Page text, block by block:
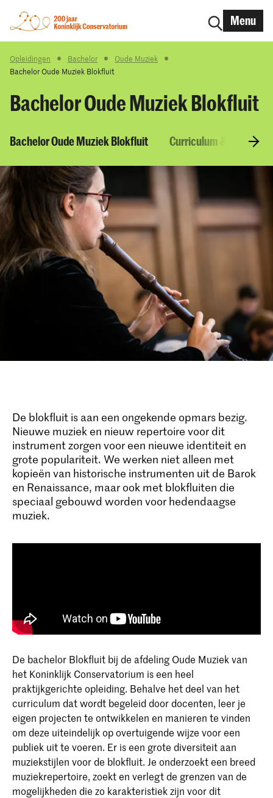
Menu
Opleidingen Bachelor
Oude Muziek
Bachelor Oude Muziek Blokfluit
Bachelor Oude Muziek Blokfluit
Bachelor Oude Muziek Blokfluit Curriculum & Vakken
De blokfluit is aan een ongekende opmars bezig.
Nieuwe muziek en nieuw repertoire voor dit
instrument zorgen voor een nieuwe identiteit en
grote populariteit. We werken niet alleen met
kopieën van historische instrumenten uit de Barok
en Renaissance, maar ook met blokfluiten die
speciaal gebouwd worden voor hedendaagse
muziek.
De bachelor Blokfluit bij de afdeling Oude Muziek van
het Koninklijk Conservatorium is een heel
praktijkgerichte opleiding. Behalve het deel van het
curriculum dat wordt begeleid door docenten, leer je
eigen projecten te ontwikkelen en manieren te vinden
om deze uiteindelijk op overtuigende wijze voor een
publiek uit te voeren. Er is een grote diversiteit aan
muziekstijlen voor de blokfluit. Je onderzoekt een breed
muziekrepertoire, zoekt en verlegt de grenzen van de
mogelijkheden die zo karakteristiek zijn voor dit